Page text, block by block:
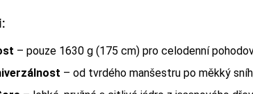
– pouze 1630 g (175 cm) pro celodenní
– od tvrdého manšestru po měkký